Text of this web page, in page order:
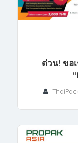
ด่วน! ขอ